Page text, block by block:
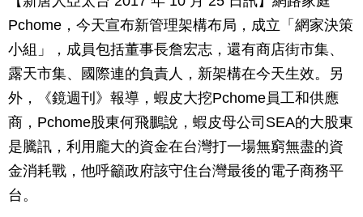
Pchome，今天宣布新管理架構布局，成立「網家決策
小組」，成員包括董事長詹宏志，還有商店街市集、
露天市集、國際連的負責人，新架構在今天生效。另
外，《鏡週刊》報導，蝦皮大挖Pchome員工和供應
商，Pchome股東何飛鵬說，蝦皮母公司SEA的大股東
是騰訊，利用龐大的資金在台灣打一場無窮無盡的資
金消耗戰，他呼籲政府該守住台灣最後的電子商務平
台。